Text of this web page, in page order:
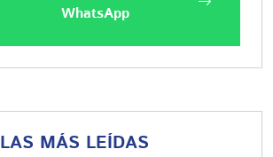
WhatsApp
LAS MÁS LEÍDAS